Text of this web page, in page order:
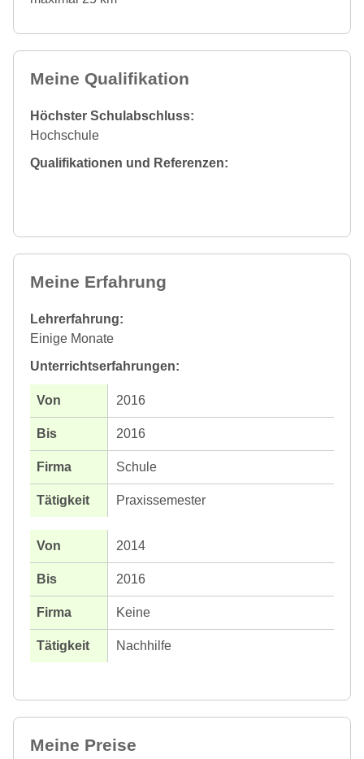
Meine Qualifikation
Höchster Schulabschluss:
Hochschule
Qualifikationen und Referenzen:
Meine Erfahrung
Lehrerfahrung:
Einige Monate
Unterrichtserfahrungen:
2016
2016
Schule
Praxissemester
2014
2016
Keine
Nachhilfe
Meine Preise